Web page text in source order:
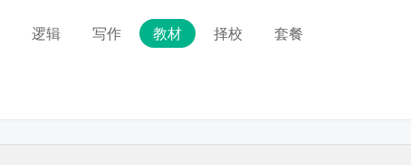
逻辑 写作 教材 择校 套餐